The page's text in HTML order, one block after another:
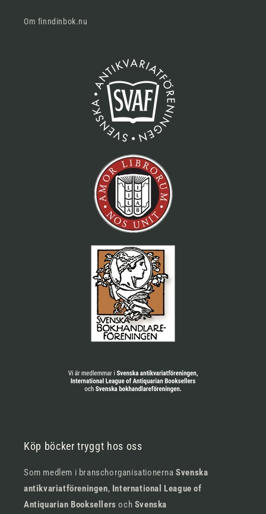
Om finndinbok.nu
Köp böcker tryggt hos oss
Som medlem i branschorganisationernaSvenska
antikvariatföreningen, International League of
Antiquarian Booksellersoch Svenska